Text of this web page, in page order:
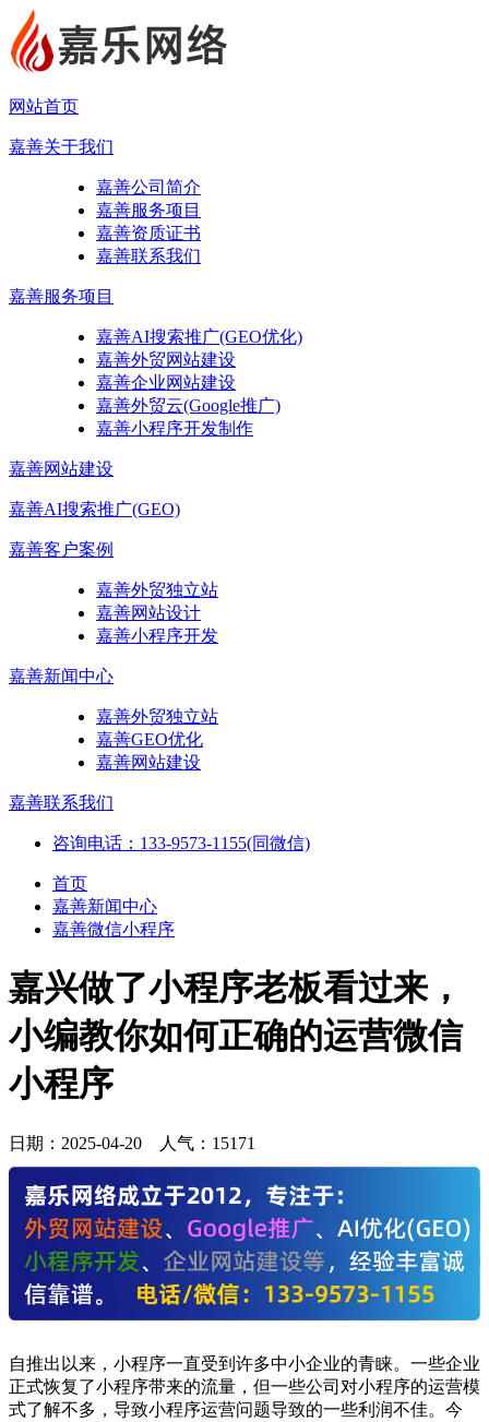
网站首页
嘉善关于我们
嘉善公司简介
嘉善服务项目
嘉善资质证书
嘉善联系我们
嘉善服务项目
嘉善AI搜索推广(GEO优化)
嘉善外贸网站建设
嘉善企业网站建设
嘉善外贸云(Google推广)
嘉善小程序开发制作
嘉善网站建设
嘉善AI搜索推广(GEO)
嘉善客户案例
嘉善外贸独立站
嘉善网站设计
嘉善小程序开发
嘉善新闻中心
嘉善外贸独立站
嘉善GEO优化
嘉善网站建设
嘉善联系我们
咨询电话：133-9573-1155(同微信)
首页
嘉善新闻中心
嘉善微信小程序
嘉兴做了小程序老板看过来，
小编教你如何正确的运营微信
小程序
日期： 2025-04-20 人气： 15171
自推出以来，小程序一直受到许多中小企业的青睐。一些企业
正式恢复了小程序带来的流量，但一些公司对小程序的运营模
式了解不多，导致小程序运营问题导致的一些利润不佳。今